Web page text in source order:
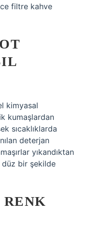
filtre kahve
kimyasal
kumaşlardan
sıcaklıklarda
deterjan
yıkandıktan
düz bir şekilde
RENK